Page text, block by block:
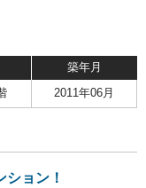
築年月
2011年06月
ション！